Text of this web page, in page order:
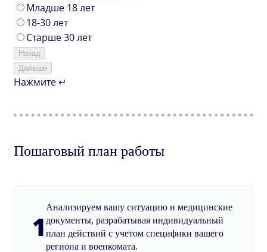
Младше 18 лет
18-30 лет
Старше 30 лет
Назад
Дальше
Нажмите ↵
Пошаговый план работы
1
Анализируем вашу ситуацию и медицинские
документы, разрабатывая индивидуальный
план действий с учетом специфики вашего
региона и военкомата.